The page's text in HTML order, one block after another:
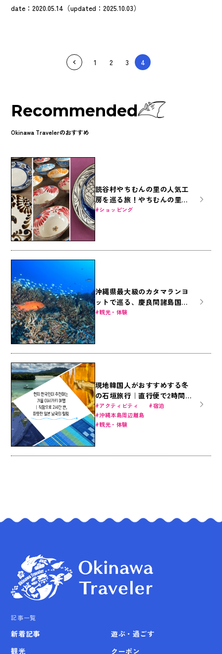
は、11月の沖縄を堪能できるイベントを4つご紹介します。沖縄観光
date：2020.05.14（updated：2025.10.03）
1 2 3 4
Recommended
Okinawa Travelerのおすすめ
読谷村やちむんの里の人気工
房を巡る旅！やちむんの里徹
底ガイド！
ショッピング
沖縄県最大級のカタマランヨ
ットで巡る、慶良間諸島国立
公園の美しき海底世界への旅
観光・体験
現地韓国人がおすすめする冬
の石垣旅行｜直行便で2時間
半、暖かい日本南国のヒーリ
ング
アクティビティ
宿泊
沖縄本島周辺離島
観光・体験
記事一覧
新着記事
観光
遊ぶ・過ごす
クーポン